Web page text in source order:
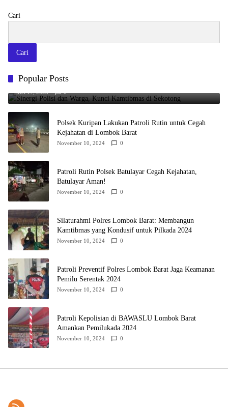
Cari
Cari
Popular Posts
Sinergi Polisi dan Warga, Kunci Kamtibmas di Sekotong
Mei 17, 2025 0
Polsek Kuripan Lakukan Patroli Rutin untuk Cegah
Kejahatan di Lombok Barat
November 10, 2024 0
Patroli Rutin Polsek Batulayar Cegah Kejahatan,
Batulayar Aman!
November 10, 2024 0
Silaturahmi Polres Lombok Barat: Membangun
Kamtibmas yang Kondusif untuk Pilkada 2024
November 10, 2024 0
Patroli Preventif Polres Lombok Barat Jaga Keamanan
Pemilu Serentak 2024
November 10, 2024 0
Patroli Kepolisian di BAWASLU Lombok Barat
Amankan Pemilukada 2024
November 10, 2024 0